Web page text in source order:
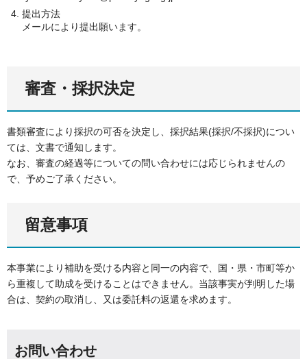
提出方法
メールにより提出願います。
審査・採択決定
書類審査により採択の可否を決定し、採択結果(採択/不採択)につい
ては、文書で通知します。
なお、審査の経過等についての問い合わせには応じられませんの
で、予めご了承ください。
留意事項
本事業により補助を受ける内容と同一の内容で、国・県・市町等か
ら重複して助成を受けることはできません。当該事実が判明した場
合は、契約の取消し、又は委託料の返還を求めます。
お問い合わせ